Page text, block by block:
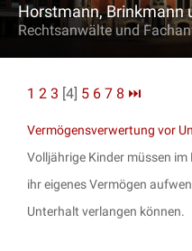
Horstmann, Brinkmann
Rechtsanwälte und
1 2 3 [4] 5 6 7 8 ⏭
Vermögensverwertung vor
Volljährige Kinder müssen
ihr eigenes Vermögen
Unterhalt verlangen können.